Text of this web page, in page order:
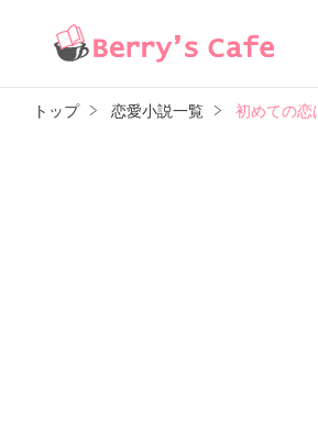
トップ 恋愛小説一覧 初めての恋